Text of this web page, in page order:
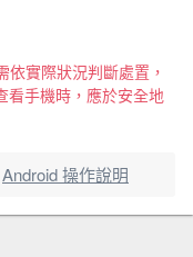
實際狀況判斷處置，
看手機時，應於安全地
Android 操作說明